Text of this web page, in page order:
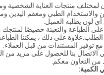
لمختلف منتجات العناية الشخصية
والاستخدام الطبي ومعقم اليدين
على الطباعة والتعبئة خصيصًا
على ذلك ، يمكننا
توفير المستندات من قبل العملاء.
الاتصال بنا للحصول على مزيد من
التعاون معكم.
الكمية: